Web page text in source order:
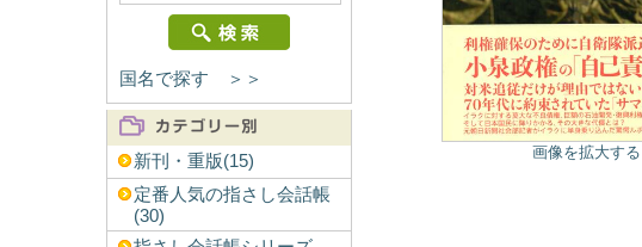
国名で探す ＞＞
新刊・重版(15)
定番人気の指さし会話帳
(30)
画像を拡大する